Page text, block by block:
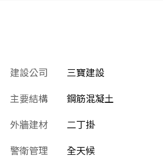
建設公司
三寶建設
主要結構
鋼筋混凝土
外牆建材
二丁掛
警衛管理
全天候